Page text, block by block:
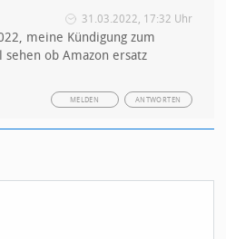
31.03.2022, 17:32 Uhr
meine Kündigung zum
ob Amazon ersatz
ANTWORTEN
MELDEN